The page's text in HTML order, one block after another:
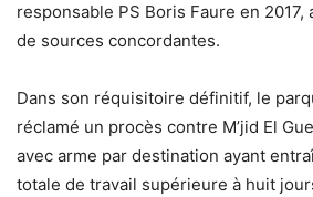
responsable PS Boris Faure en 2017,
de sources concordantes.
Dans son réquisitoire définitif, le
réclamé un procès contre M’jid El
avec arme par destination ayant
totale de travail supérieure à huit